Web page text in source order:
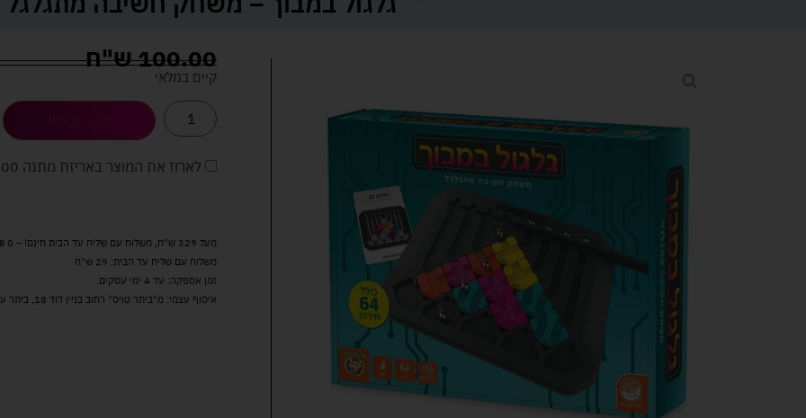
100.00ש"ח
קיים במלאי
לארוז את המוצר באריזת מתנה
מעל 329 ש"ח, משלוח עם שליח עד הבית חינם! – 0 ₪
משלוח עם שליח עד הבית: 29 ש"ח
זמן אספקה: עד 4 ימי עסקים.
איסוף עצמי: מ"ביתר טויס" רחוב בניין דוד 18, ביתר עילית.